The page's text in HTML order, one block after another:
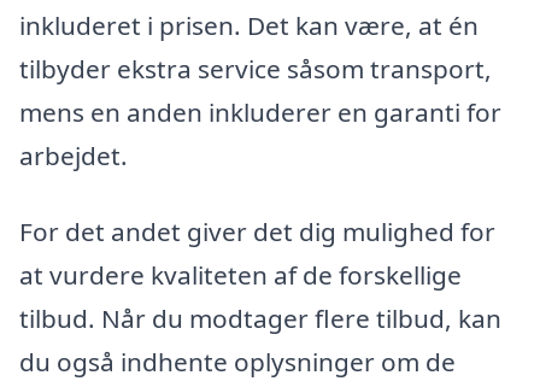
inkluderet i prisen. Det kan være, at én
tilbyder ekstra service såsom transport,
mens en anden inkluderer en garanti for
arbejdet.
For det andet giver det dig mulighed for
at vurdere kvaliteten af de forskellige
tilbud. Når du modtager flere tilbud, kan
du også indhente oplysninger om de